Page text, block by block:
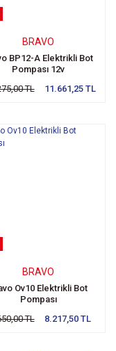
BRAVO
BP12-A Elektrikli Bot
Pompası 12v
TL
11.661,25 TL
BRAVO
Ov10 Elektrikli Bot
Pompası
TL
8.217,50 TL